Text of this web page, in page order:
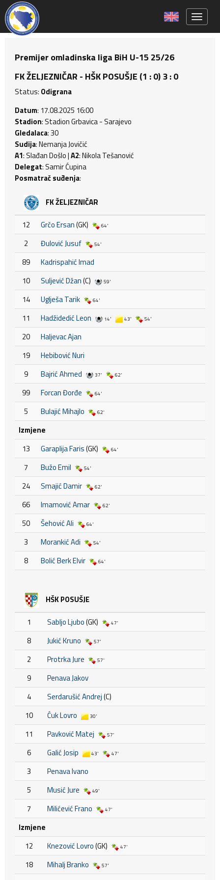
Premijer omladinska liga BiH U-15 25/26
FK ŽELJEZNIČAR - HŠK POSUŠJE (1 : 0) 3 : 0
Status: Odigrana
Datum: 17.08.2025 16:00
Stadion: Stadion Grbavica - Sarajevo
Gledalaca: 30
Sudija: Nemanja Jovičić
A1: Slađan Došlo |A2: Nikola Tešanović
Delegat: Samir Ćupina
Posmatrač suđenja:
FK ŽELJEZNIČAR
12 Grčo Ersan(GK) 64'
2 Đulović Jusuf 54'
89
Kadrispahić Imad
10
Suljević Džan(C) 59'
14 Uglješa Tarik 64'
11 Hadžidedić Leon 14' 43' 54'
20
Haljevac Ajan
19
Hebibović Nuri
9
Bajrić Ahmed 37' 62'
99 Forcan Đorđe 64'
5 Bulajić Mihajlo 62'
Izmjene
13
Garaplija Faris(GK) 64'
7 Bužo Emil 54'
24 Smajić Damir 62'
66 Imamović Amar 62'
50 Šehović Ali 64'
3 Morankić Adi 54'
8 Bolić Berk Elvir 64'
HŠK POSUŠJE
1 Sabljo Ljubo(GK) 47'
8 Jukić Kruno 57'
2 Protrka Jure 57'
9
Penava Jakov
4
Serdarušić Andrej(C)
10
Ćuk Lovro 30'
11 Pavković Matej 57'
6 Galić Josip 43' 47'
3
Penava Ivano
5
Musić Jure 49'
7 Milićević Frano 47'
Izmjene
12
Knezović Lovro(GK) 47'
18 Mihalj Branko 57'